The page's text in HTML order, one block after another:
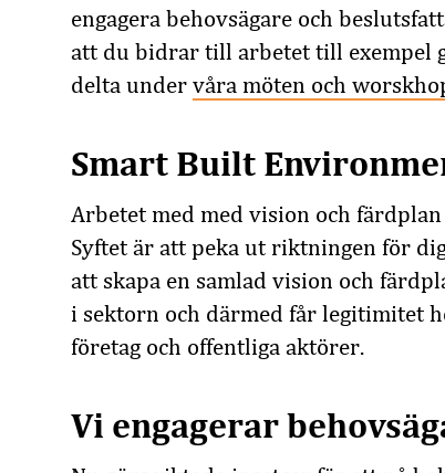
engagera behovsägare och
att du bidrar till arbetet till exempel
delta under våra möten och
Smart Built
Arbetet med med vision och
Syftet är att peka ut riktningen för
att skapa en samlad vision och
i sektorn och därmed får legitimitet
företag och offentliga aktörer.
Vi engagerar